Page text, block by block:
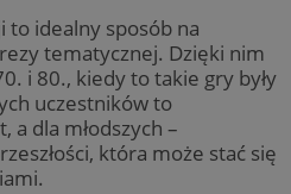
to idealny sposób na
tematycznej. Dzięki nim
i 80., kiedy to takie gry były
uczestników to
a dla młodszych –
która może stać się